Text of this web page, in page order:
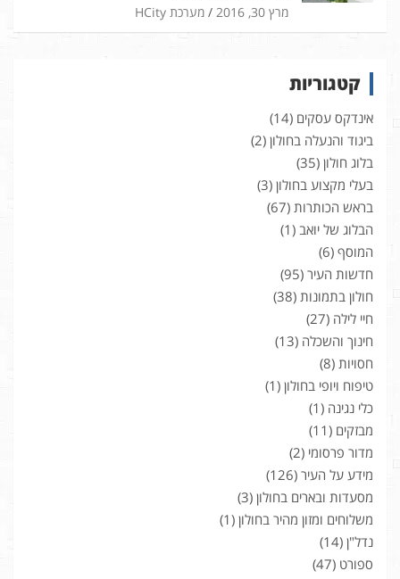
מרץ 30, 2016 מערכת HCity
קטגוריות
אינדקס עסקים (14)
ביגוד והנעלה בחולון (2)
בלוג חולון (35)
בעלי מקצוע בחולון (3)
בראש הכותרות (67)
הבלוג של יואב (1)
המוסף (6)
חדשות העיר (95)
חולון בתמונות (38)
חיי לילה (27)
חינוך והשכלה (13)
חסויות (8)
טיפוח ויופי בחולון (1)
כלי נגינה (1)
מבזקים (11)
מדור פרסומי (2)
מידע על העיר (126)
מסעדות ובארים בחולון (3)
משלוחים ומזון מהיר בחולון (1)
נדל"ן (14)
ספורט (47)